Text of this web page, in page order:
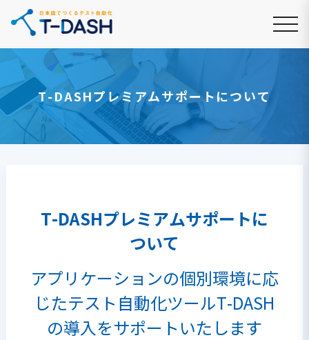
T-DASHプレミアムサポートについて
T-DASHプレミアムサポートに
ついて
アプリケーションの個別環境に応
じたテスト自動化ツールT-DASH
の導入をサポートいたします